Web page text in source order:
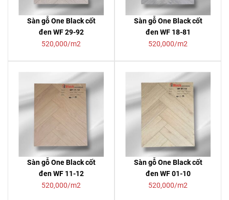
Sàn gỗ One Black cốt
đen WF 29-92
520,000/m2
Sàn gỗ One Black cốt
đen WF 18-81
520,000/m2
Sàn gỗ One Black cốt
đen WF 11-12
520,000/m2
Sàn gỗ One Black cốt
đen WF 01-10
520,000/m2